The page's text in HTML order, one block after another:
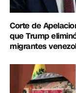
Corte de
que Trump
migrantes